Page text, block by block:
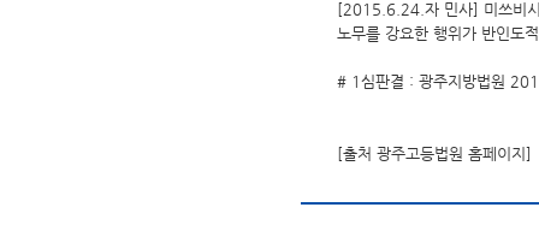
[2015.6.24.자 민사] 미쓰비시
노무를 강요한 행위가 반인도
# 1심판결 : 광주지방법원
[출처 광주고등법원 홈페이지]